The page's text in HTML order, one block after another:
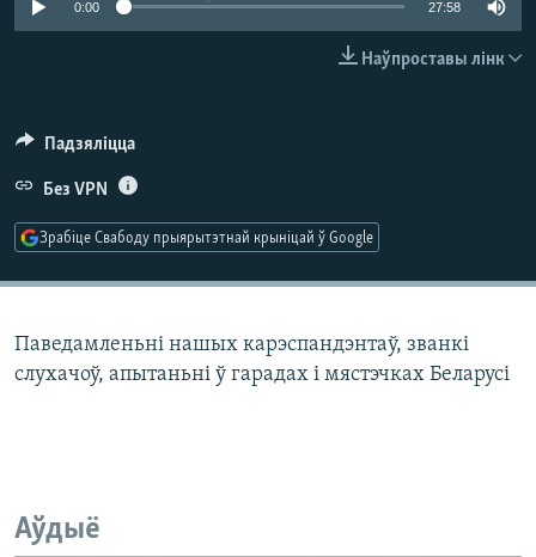
КУЛЬТУРА
МОВА0:00 27:58
Наўпроставы лінк
Падзяліцца
Без VPN
Зрабіце Свабоду прыярытэтнай крыніцай ў Google
Паведамленьні нашых карэспандэнтаў, званкі
слухачоў, апытаньні ў гарадах і мястэчках Беларусі
Аўдыё